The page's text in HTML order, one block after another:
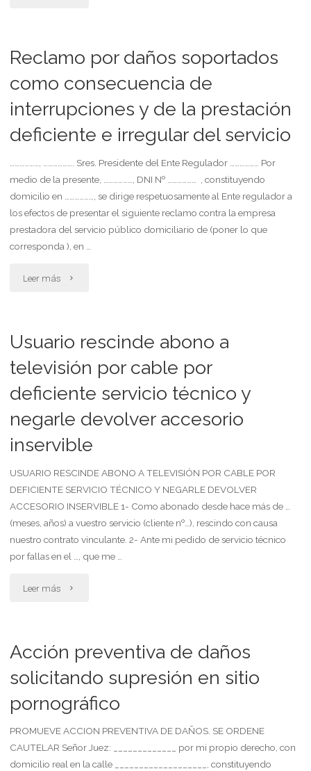
servicio
por
carga
de
combustible
erróneo"
Reclamo por daños soportados
como consecuencia de
interrupciones y de la prestación
deficiente e irregular del servicio
………………, ………………. Sres. Presidente del Ente Regulador ……………… Por
medio de la presente, ………………, DNI Nº ……………… , constituyendo
domicilio en ………………, se dirige respetuosamente al Ente regulador a
los efectos de presentar el siguiente reclamo contra la empresa
prestadora del servicio público domiciliario de (poner lo que
corresponda ), en …
Leer más "Reclamo
soportados
como
consecuencia
de
interrupciones
de
la
irregular
Usuario rescinde abono a
televisión por cable por
deficiente servicio técnico y
negarle devolver accesorio
inservible
USUARIO RESCINDE ABONO A TELEVISIÓN POR CABLE POR
DEFICIENTE SERVICIO TÉCNICO Y NEGARLE DEVOLVER
ACCESORIO INSERVIBLE 1- Como abonado desde hace más de …
(meses, años) a vuestro servicio (cliente nº…), rescindo con causa
nuestro contrato vinculante. 2- Ante mi pedido de servicio técnico
por fallas en el …, que me …
Leer más "Usuario
televisión
por
cable
Acción preventiva de daños
solicitando supresión en sitio
pornográfico
PROMUEVE ACCION PREVENTIVA DE DAÑOS. SE ORDENE
CAUTELAR Señor Juez: _____________ por mi propio derecho, con
domicilio real en la calle ___________________, constituyendo